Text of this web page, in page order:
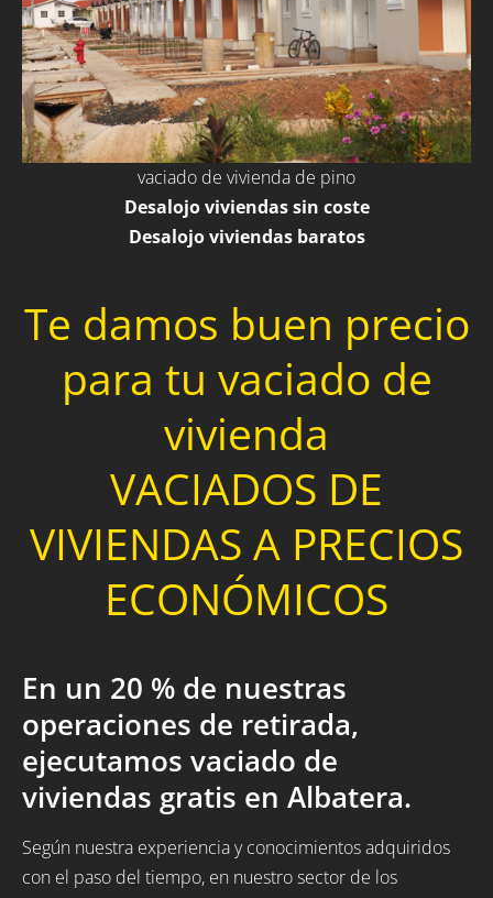
vaciado de vivienda de pino
Desalojo viviendas sin coste
Desalojo viviendas baratos
Te damos buen precio
para tu vaciado de
vivienda
VACIADOS DE
VIVIENDAS A PRECIOS
ECONÓMICOS
En un 20 % de nuestras
operaciones de retirada,
ejecutamos vaciado de
viviendas gratis en Albatera.
Según nuestra experiencia y conocimientos adquiridos
con el paso del tiempo, en nuestro sector de los